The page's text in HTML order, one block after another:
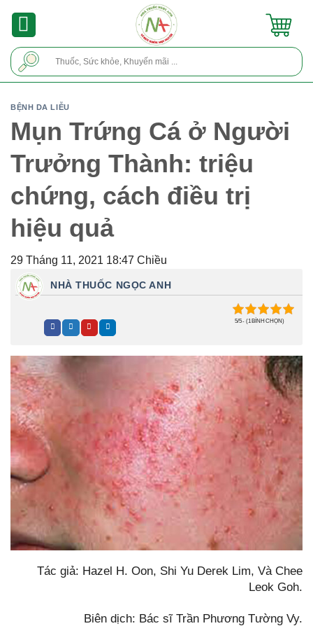
BỆNH DA LIỄU
Mụn Trứng Cá ở Người
Trưởng Thành: triệu
chứng, cách điều trị
hiệu quả
29 Tháng 11, 2021 18:47 Chiều
NHÀ THUỐC NGỌC ANH
5/5 - (1 BÌNH CHỌN)
Tác giả: Hazel H. Oon, Shi Yu Derek Lim, Và Chee
Leok Goh.
Biên dịch: Bác sĩ Trần Phương Tường Vy.